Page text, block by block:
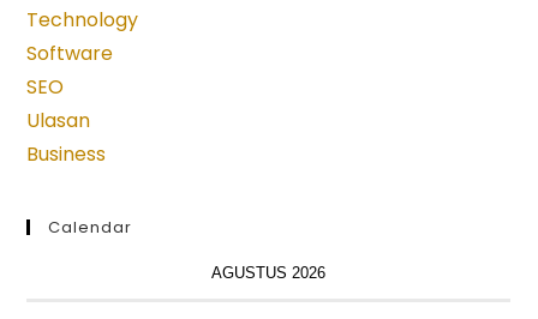
new
tab
new
tab
Technology
Software
SEO
Ulasan
Business
Calendar
AGUSTUS 2026